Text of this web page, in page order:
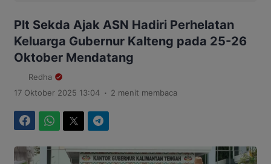
Plt Sekda Ajak ASN Hadiri Perhelatan
Keluarga Gubernur Kalteng pada 25-26
Oktober Mendatang
Redha
17 Oktober 2025 13:04 . 2 menit membaca